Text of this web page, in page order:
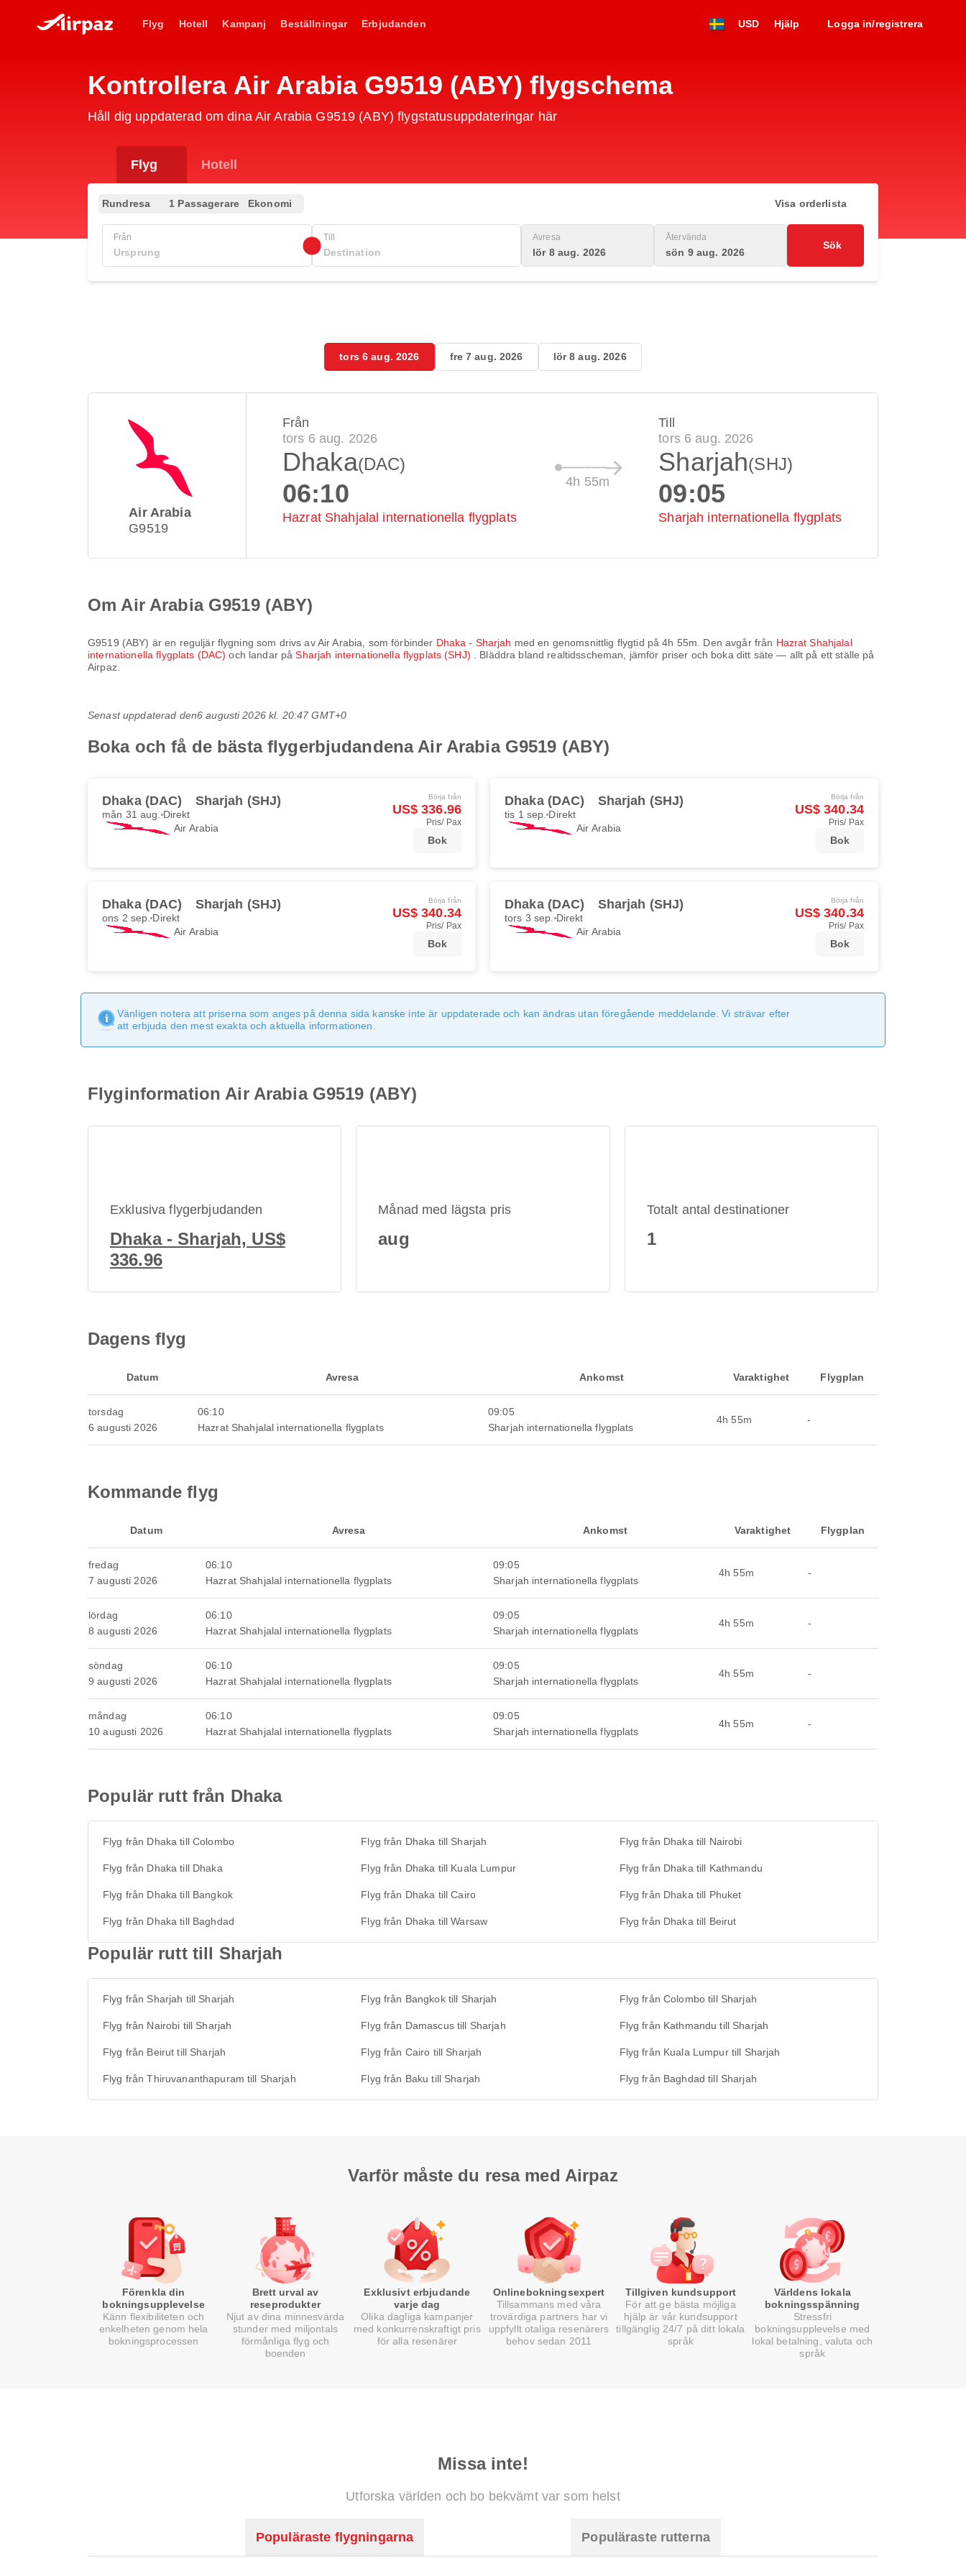
Flyg Hotell Kampanj Beställningar Erbjudanden USD Hjälp Logga in/registrera
Kontrollera Air Arabia G9519 (ABY) flygschema
Håll dig uppdaterad om dina Air Arabia G9519 (ABY) flygstatusuppdateringar här
Flyg Hotell
Rundresa 1 Passagerare Ekonomi Visa orderlista
Från Till Avresa
lör 8 aug. 2026
Återvända
sön 9 aug. 2026
Sök
tors 6 aug. 2026 fre 7 aug. 2026 lör 8 aug. 2026
Air Arabia
G9519
Från
tors 6 aug. 2026
Dhaka(DAC)
06:10
Hazrat Shahjalal internationella flygplats
4h 55m
Till
tors 6 aug. 2026
Sharjah(SHJ)
09:05
Sharjah internationella flygplats
Om Air Arabia G9519 (ABY)
G9519 (ABY) är en reguljär flygning som drivs avAir Arabia , som förbinder Dhaka - Sharjah med en genomsnittlig flygtid på4h 55m . Den avgår från Hazrat Shahjalal
internationella flygplats (DAC)och landar påSharjah internationella flygplats (SHJ)
. Bläddra bland realtidsscheman, jämför priser och boka ditt säte — allt på ett ställe på
Airpaz.
Senast uppdaterad den6 augusti 2026 kl. 20:47 GMT+0
Boka och få de bästa flygerbjudandena Air Arabia G9519 (ABY)
Dhaka (DAC) Sharjah (SHJ)
mån 31 aug. Direkt
Air Arabia
Börja från
US$ 336.96
Pris/ Pax
Bok
Dhaka (DAC) Sharjah (SHJ)
tis 1 sep. Direkt
Air Arabia
Börja från
US$ 340.34
Pris/ Pax
Bok
Dhaka (DAC) Sharjah (SHJ)
ons 2 sep. Direkt
Air Arabia
Börja från
US$ 340.34
Pris/ Pax
Bok
Dhaka (DAC) Sharjah (SHJ)
tors 3 sep. Direkt
Air Arabia
Börja från
US$ 340.34
Pris/ Pax
Bok
Vänligen notera att priserna som anges på denna sida kanske inte är uppdaterade och kan ändras utan föregående meddelande. Vi strävar efter
att erbjuda den mest exakta och aktuella informationen.
Flyginformation Air Arabia G9519 (ABY)
Exklusiva flygerbjudanden
Dhaka - Sharjah, US$
336.96
Månad med lägsta pris
aug
Totalt antal destinationer
1
Dagens flyg
Datum Avresa Ankomst Varaktighet Flygplan
torsdag
6 augusti 2026
06:10
Hazrat Shahjalal internationella flygplats
09:05
Sharjah internationella flygplats
4h 55m -
Kommande flyg
Datum Avresa Ankomst Varaktighet Flygplan
fredag
7 augusti 2026
06:10
Hazrat Shahjalal internationella flygplats
09:05
Sharjah internationella flygplats
4h 55m -
lördag
8 augusti 2026
06:10
Hazrat Shahjalal internationella flygplats
09:05
Sharjah internationella flygplats
4h 55m -
söndag
9 augusti 2026
06:10
Hazrat Shahjalal internationella flygplats
09:05
Sharjah internationella flygplats
4h 55m -
måndag
10 augusti 2026
06:10
Hazrat Shahjalal internationella flygplats
09:05
Sharjah internationella flygplats
4h 55m -
Populär rutt från Dhaka
Flyg från Dhaka till Colombo Flyg från Dhaka till Sharjah Flyg från Dhaka till Nairobi
Flyg från Dhaka till Dhaka Flyg från Dhaka till Kuala Lumpur Flyg från Dhaka till Kathmandu
Flyg från Dhaka till Bangkok Flyg från Dhaka till Cairo Flyg från Dhaka till Phuket
Flyg från Dhaka till Baghdad Flyg från Dhaka till Warsaw Flyg från Dhaka till Beirut
Populär rutt till Sharjah
Flyg från Sharjah till Sharjah Flyg från Bangkok till Sharjah Flyg från Colombo till Sharjah
Flyg från Nairobi till Sharjah Flyg från Damascus till Sharjah Flyg från Kathmandu till Sharjah
Flyg från Beirut till Sharjah Flyg från Cairo till Sharjah Flyg från Kuala Lumpur till Sharjah
Flyg från Thiruvananthapuram till Sharjah Flyg från Baku till Sharjah Flyg från Baghdad till Sharjah
Varför måste du resa med Airpaz
Förenkla din
bokningsupplevelse
Känn flexibiliteten och
enkelheten genom hela
bokningsprocessen
Brett urval av
reseprodukter
Njut av dina minnesvärda
stunder med miljontals
förmånliga flyg och
boenden
Exklusivt erbjudande
varje dag
Olika dagliga kampanjer
med konkurrenskraftigt pris
för alla resenärer
Onlinebokningsexpert
Tillsammans med våra
trovärdiga partners har vi
uppfyllt otaliga resenärers
behov sedan 2011
Tillgiven kundsupport
För att ge bästa möjliga
hjälp är vår kundsupport
tillgänglig 24/7 på ditt lokala
språk
Världens lokala
bokningsspänning
Stressfri
bokningsupplevelse med
lokal betalning, valuta och
språk
Missa inte!
Utforska världen och bo bekvämt var som helst
Populäraste flygningarna Populäraste rutterna